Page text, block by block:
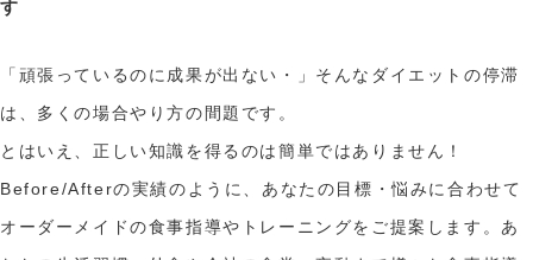
す
「頑張っているのに成果が出ない・」そんなダイエットの停滞
は、多くの場合やり方の間題です。
とはいえ、正しい知識を得るのは簡単ではありません！
Before/Afterの実績のように、あなたの目標・悩みに合わせて
オーダーメイドの食事指導やトレーニングをご提案します。あ